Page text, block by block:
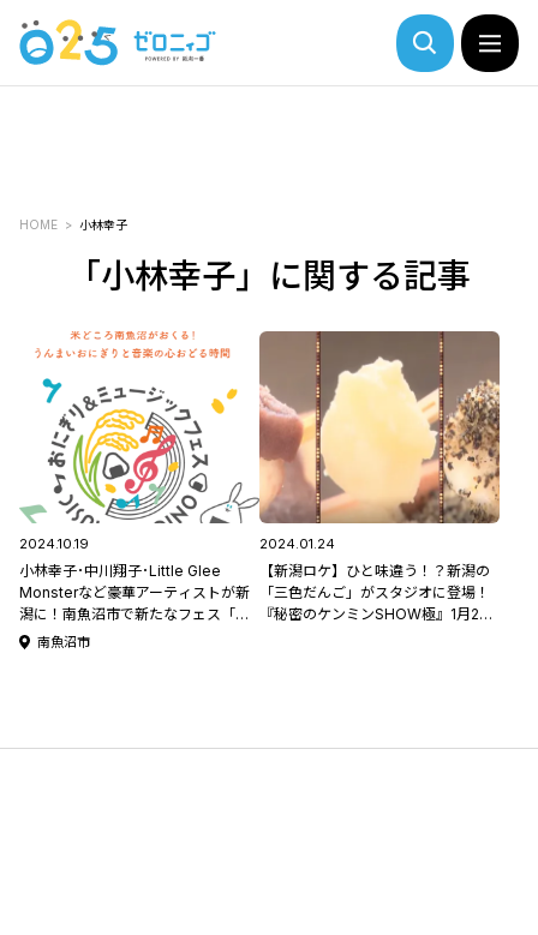
HOME 小林幸子
「小林幸子」に関する記事
2024.10.19
小林幸子･中川翔子･Little Glee
Monsterなど豪華アーティストが新
潟に！南魚沼市で新たなフェス「お
にぎり&ミュージックフェス」が10
南魚沼市
2024.01.24
【新潟ロケ】ひと味違う！？新潟の
「三色だんご」がスタジオに登場！
『秘密のケンミンSHOW極』1月25